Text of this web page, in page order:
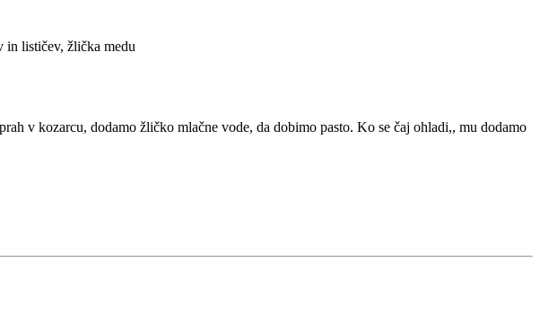
in lističev, žlička medu
v kozarcu, dodamo žličko mlačne vode, da dobimo pasto. Ko se čaj ohladi,, mu dodamo